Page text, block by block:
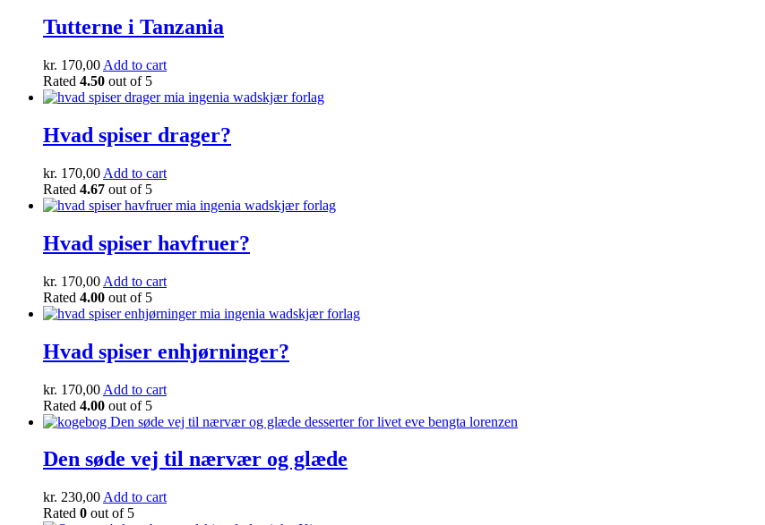
Tutterne i Tanzania
kr. 170,00 Add to cart
Rated 4.50 out of 5
Hvad spiser drager?
kr. 170,00 Add to cart
Rated 4.67 out of 5
Hvad spiser havfruer?
kr. 170,00 Add to cart
Rated 4.00 out of 5
Hvad spiser enhjørninger?
kr. 170,00 Add to cart
Rated 4.00 out of 5
Den søde vej til nærvær og glæde
kr. 230,00 Add to cart
Rated 0 out of 5